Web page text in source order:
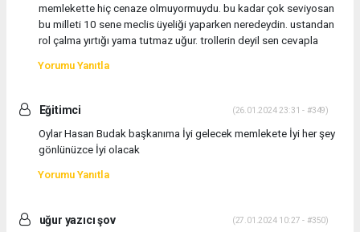
memlekette hiç cenaze olmuyormuydu. bu kadar çok seviyosan
bu milleti 10 sene meclis üyeliği yaparken neredeydin. ustandan
rol çalma yırtığı yama tutmaz uğur. trollerin deyil sen cevapla
Yorumu Yanıtla
Eğitimci (26.01.2024 23:31 - #349)
Oylar Hasan Budak başkanıma İyi gelecek memlekete İyi her şey
gönlünüzce İyi olacak
Yorumu Yanıtla
uğur yazıcı şov (27.01.2024 10:27 - #350)